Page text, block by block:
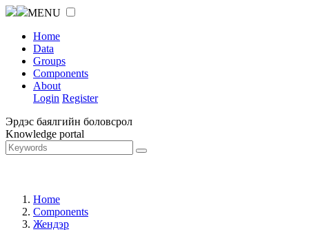
MENU
Home
Data
Groups
Components
About
Login Register
Эрдэс баялгийн боловсрол
Knowledge portal
Home
Components
Жендэр